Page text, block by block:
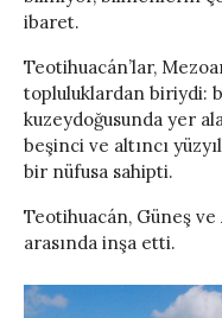
ibaret.
Teotihuacán’lar,
topluluklardan biriydi:
kuzeydoğusunda yer
beşinci ve altıncı
bir nüfusa sahipti.
Teotihuacán, Güneş
arasında inşa etti.